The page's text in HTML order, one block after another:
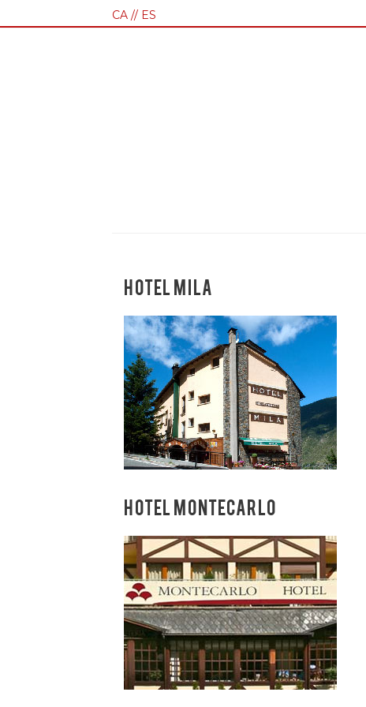
CA ES
HOTEL MILA
HOTEL MONTECARLO